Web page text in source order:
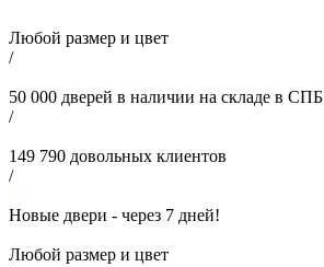
Любой размер и цвет
/
50 000 дверей в наличии на складе в СПБ
/
149 790 довольных клиентов
/
Новые двери - через 7 дней!
Любой размер и цвет